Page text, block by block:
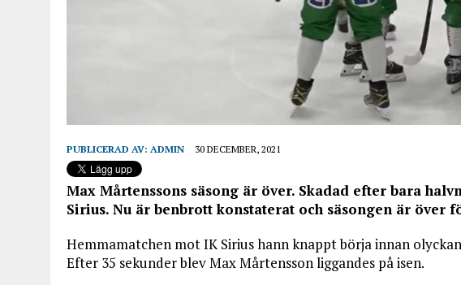
PUBLICERAD AV: ADMIN 30 DECEMBER, 2021
Max Mårtenssons säsong är över. Skadad efter bara
Sirius. Nu är benbrott konstaterat och säsongen är över
Hemmamatchen mot IK Sirius hann knappt börja innan
Efter 35 sekunder blev Max Mårtensson liggandes på isen.